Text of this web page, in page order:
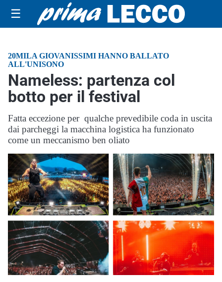
☰
20MILA GIOVANISSIMI HANNO BALLATO
ALL'UNISONO
Nameless: partenza col
botto per il festival
Fatta eccezione per qualche prevedibile coda in uscita
dai parcheggi la macchina logistica ha funzionato
come un meccanismo ben oliato